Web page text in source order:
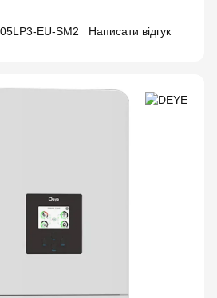
EU-SM2 Написати відгук